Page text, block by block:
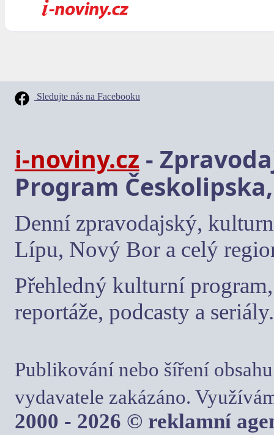
Sledujte nás na Facebooku
i-noviny.cz -
Program
Denní zpravodajský,
Lípu, Nový Bor a celý
Přehledný kulturní
reportáže, podcasty a seriály.
Publikování nebo šíření
vydavatele zakázáno.
2000 - 2026 © reklamní